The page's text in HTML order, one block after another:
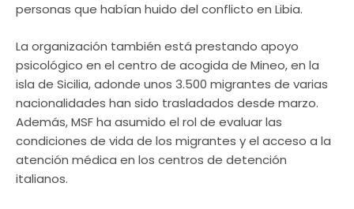
personas que habían huido del conflicto en Libia.
La organización también está prestando apoyo
psicológico en el centro de acogida de Mineo, en la
isla de Sicilia, adonde unos 3.500 migrantes de varias
nacionalidades han sido trasladados desde marzo.
Además, MSF ha asumido el rol de evaluar las
condiciones de vida de los migrantes y el acceso a la
atención médica en los centros de detención
italianos.